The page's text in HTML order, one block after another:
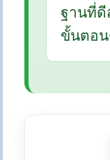
ฐานที่
ขั้นตอ